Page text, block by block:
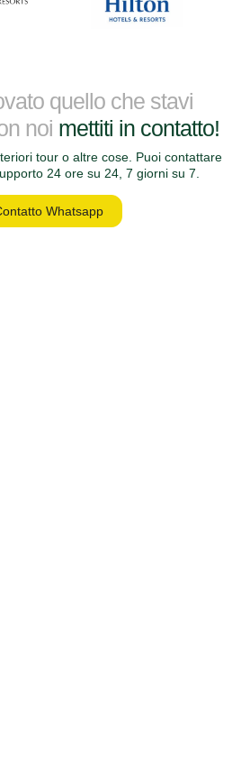
quello che stavi
noi mettiti in contatto!
tour o altre cose. Puoi contattare
24 ore su 24, 7 giorni su 7.
Whatsapp